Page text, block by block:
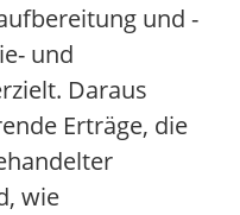
und -
und
Daraus
Erträge, die
wie